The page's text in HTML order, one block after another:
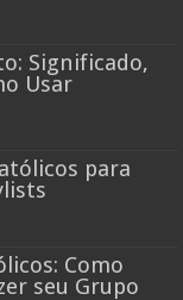
Significado,
Usar
para
Como
seu Grupo